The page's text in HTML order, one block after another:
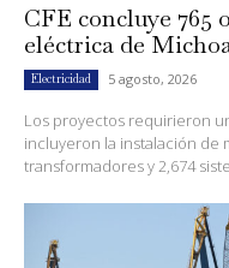
CFE concluye 765
eléctrica de
Electricidad 5 agosto, 2026
Los proyectos requirieron
incluyeron la instalación de
transformadores y 2,674